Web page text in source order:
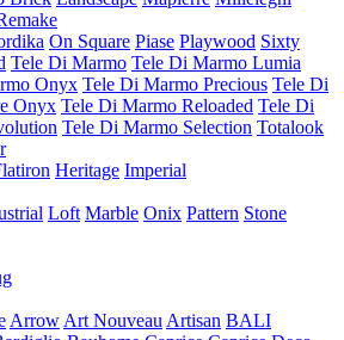
On Square Piase Playwood Sixty
Tele Di Marmo Tele Di Marmo Lumia
Onyx Tele Di Marmo Precious Tele Di
Onyx Tele Di Marmo Reloaded Tele Di
Tele Di Marmo Selection Totalook
Heritage Imperial
Loft Marble Onix Pattern Stone
Arrow Art Nouveau Artisan BALI